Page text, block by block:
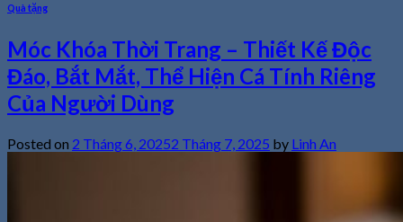
Quà tặng
Móc Khóa Thời Trang – Thiết Kế Độc
Đáo, Bắt Mắt, Thể Hiện Cá Tính Riêng
Của Người Dùng
Posted on 2 Tháng 6, 20252 Tháng 7, 2025 by Linh An